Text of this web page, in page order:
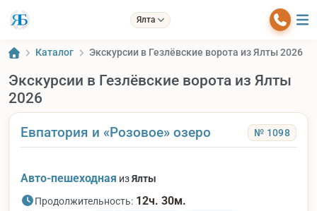
Ялта
Каталог Экскурсии в Гезлёвские ворота из Ялты 2026
Экскурсии в Гезлёвские ворота из Ялты
2026
Евпатория и «Розовое» озеро № 1098
Авто-пешеходная изЯлты
Продолжительность: 12ч. 30м.